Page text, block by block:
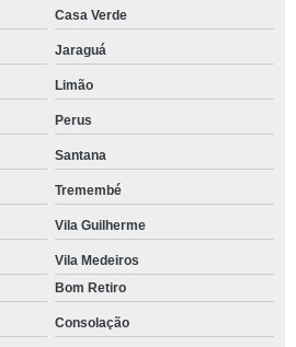
Casa Verde
Jaraguá
Limão
Perus
Santana
Tremembé
Vila Guilherme
Vila Medeiros
Bom Retiro
Consolação